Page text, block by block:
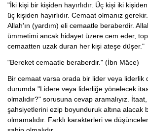
"İki kişi bir kişiden hayırlıdır. Üç kişi iki kişiden
üç kişiden hayırlıdır. Cemaat olmanız
Allah'ın (yardım) eli cemaatle beraberdir.
ümmetimi ancak hidayet üzere cem eder,
cemaatten uzak duran her kişi ateşe düşer."
"Bereket cemaatle beraberdir." (İbn Mâce)
Bir cemaat varsa orada bir lider veya liderlik
durumda "Lidere veya liderliğe yönelecek
olmalıdır?" sorusuna cevap aramalıyız.
şahsiyetlerini ezip boyunduruk altına alacak
olmamalıdır. Farklı karakterleri ve